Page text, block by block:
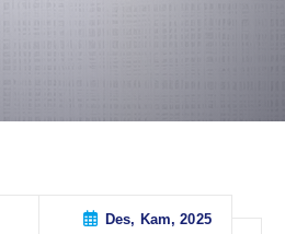
Des, Kam, 2025